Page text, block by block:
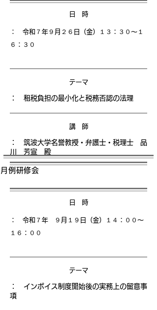
日 時
： 令和７年９月２６日（金）１３
：３０〜１
６：３０
テーマ
： 租税負担の最小化と税務否認の法理
講 師
： 筑波大学名誉教授・弁護士・税理士 品
川 芳宣 殿
月例研修会
日 時
： 令和７年 ９月１９日（金）１４
：００〜
１６：００
テーマ
： インボイス制度開始後の実務上の留意事
項